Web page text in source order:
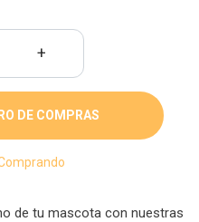
+
de tu mascota con nuestras